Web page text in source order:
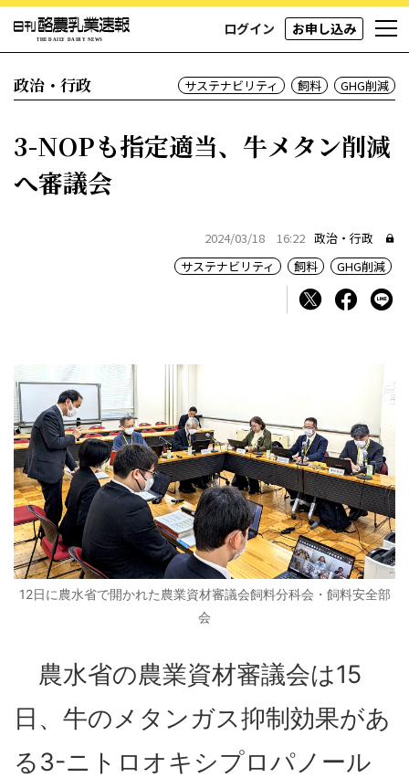
ログイン お申し込み
政治・行政 サステナビリティ 飼料 GHG削減
3-NOPも指定適当、牛メタン削減
へ審議会
2024/03/18 16:22 政治・行政
サステナビリティ
飼料 GHG削減
12日に農水省で開かれた農業資材審議会飼料分科会・飼料安全部
会
農水省の農業資材審議会は15
日、牛のメタンガス抑制効果があ
る3-ニトロオキシプロパノール